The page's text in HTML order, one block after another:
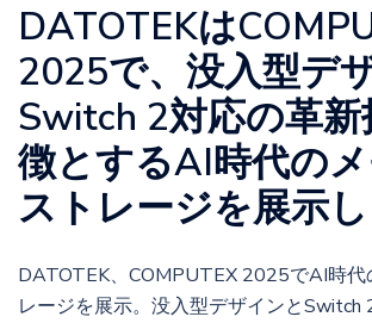
DATOTEKは
2025で、没入型デ
Switch 2対応の革
徴とするAI時代の
ストレージを展示し
DATOTEK、COMPUTEX 2025でAI時代
レージを展示。没入型デザインとSwitch